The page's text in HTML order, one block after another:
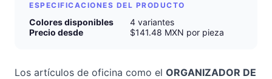
ESPECIFICACIONES DEL PRODUCTO
Colores disponibles
4 variantes
Precio desde
$141.48 MXN por pieza
Los artículos de oficina como el ORGANIZADOR DE